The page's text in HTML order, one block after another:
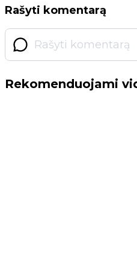
Rašyti komentarą
Rekomenduojami